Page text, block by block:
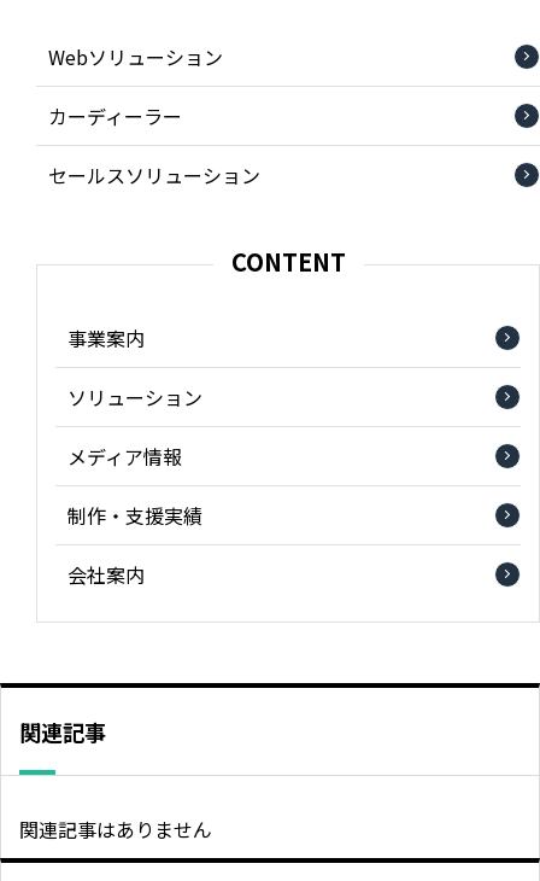
Webソリューション
カーディーラー
セールスソリューション
CONTENT
事業案内
ソリューション
メディア情報
制作・支援実績
会社案内
関連記事
関連記事はありません